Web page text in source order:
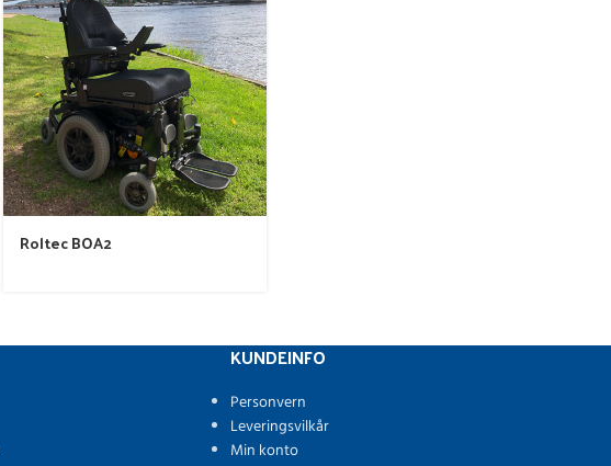
Roltec BOA2
KUNDEINFO
Personvern
Leveringsvilkår
Min konto